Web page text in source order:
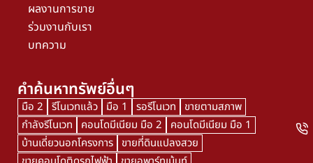
ผลงานการขาย
ร่วมงานกับเรา
บทความ
คำค้นหาทรัพย์อื่นๆ
มือ 2 รีโนเวทแล้ว มือ 1 รอรีโนเวท
ขายตามสภาพ
กำลังรีโนเวท
คอนโดมีเนียม มือ 2
คอนโดมีเนียม มือ 1
บ้านเดี่ยวนอกโครงการ ขายที่ดินแปลงสวย